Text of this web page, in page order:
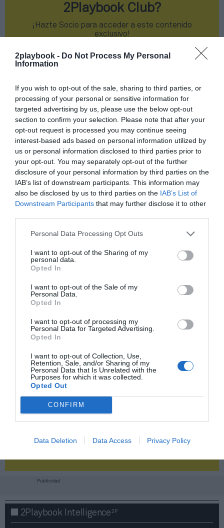
2playbook - Do Not Process My Personal
Information
If you wish to opt-out of the sale, sharing to third parties, or
processing of your personal or sensitive information for
targeted advertising by us, please use the below opt-out
section to confirm your selection. Please note that after your
opt-out request is processed you may continue seeing
interest-based ads based on personal information utilized by
us or personal information disclosed to third parties prior to
your opt-out. You may separately opt-out of the further
disclosure of your personal information by third parties on the
IAB’s list of downstream participants. This information may
also be disclosed by us to third parties on the IAB’s List of
Downstream Participants that may further disclose it to other
Personal Data Processing Opt Outs
I want to opt-out of the Sharing of my
personal data.
Opted In
I want to opt-out of the Sale of my
Personal Data.
Opted In
I want to opt-out of processing my
Personal Data for Targeted Advertising.
Opted In
I want to opt-out of Collection, Use,
Retention, Sale, and/or Sharing of my
Personal Data that Is Unrelated with the
Purposes for which it was collected.
Opted Out
CONFIRM
Data Deletion Data Access Privacy Policy
Índex2P
Sintagmia
2Playbook Club?
¡Hazte Socio para acceder a este contenido
exclusivo!
¡Suscríbete! Inicia sesión
Compartir
¡Haz click aquí y accede sin límites a contenidos
Publicidad
2Playbook Intelligence2P